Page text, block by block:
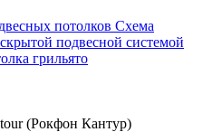
потолков Схема
подвесной системой
грильято
(Рокфон Кантур)